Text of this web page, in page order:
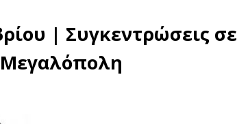
| Συγκεντρώσεις σε
Μεγαλόπολη